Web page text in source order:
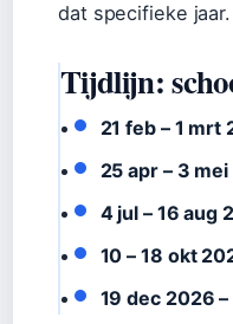
dat specifieke jaar.
Tijdlijn:
21 feb – 1 mrt
25 apr – 3
4 jul – 16 aug
10 – 18 okt
19 dec 2026